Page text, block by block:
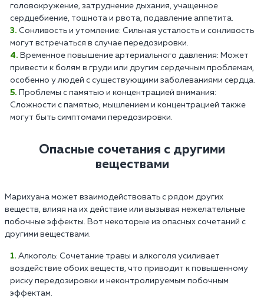
головокружение, затруднение дыхания, учащенное
сердцебиение, тошнота и рвота, подавление аппетита.
Сонливость и утомление: Сильная усталость и сонливость
могут встречаться в случае передозировки.
Временное повышение артериального давления: Может
привести к болям в груди или другим сердечным проблемам,
особенно у людей с существующими заболеваниями сердца.
Проблемы с памятью и концентрацией внимания:
Сложности с памятью, мышлением и концентрацией также
могут быть симптомами передозировки.
Опасные сочетания с другими
веществами
Марихуана может взаимодействовать с рядом других
веществ, влияя на их действие или вызывая нежелательные
побочные эффекты. Вот некоторые из опасных сочетаний с
другими веществами.
Алкоголь: Сочетание травы и алкоголя усиливает
воздействие обоих веществ, что приводит к повышенному
риску передозировки и неконтролируемым побочным
эффектам.